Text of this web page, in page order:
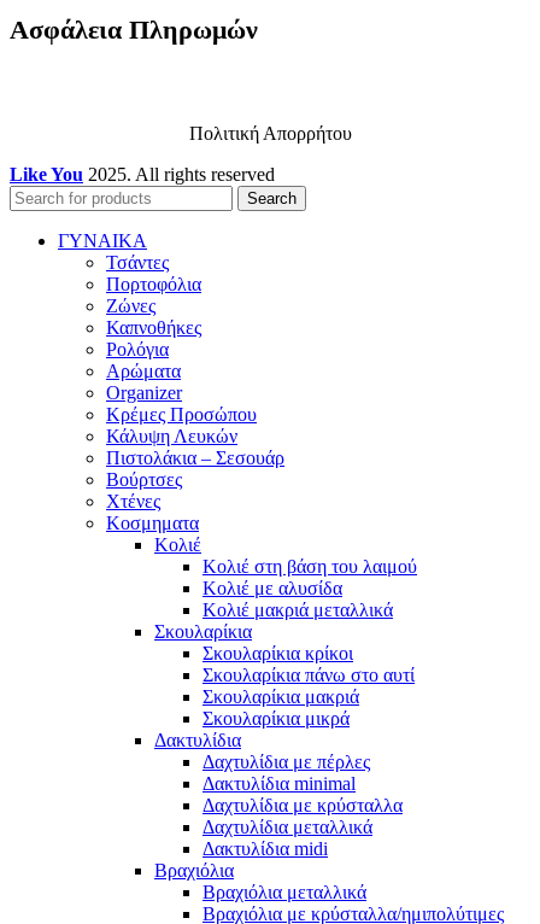
Ασφάλεια Πληρωμών
Πολιτική Απορρήτου
Like You 2025. All rights reserved
Search
ΓΥΝΑΙΚΑ
Τσάντες
Πορτοφόλια
Ζώνες
Καπνοθήκες
Ρολόγια
Αρώματα
Organizer
Κρέμες Προσώπου
Κάλυψη Λευκών
Πιστολάκια – Σεσουάρ
Βούρτσες
Χτένες
Κοσμηματα
Κολιέ
Κολιέ στη βάση του λαιμού
Κολιέ με αλυσίδα
Κολιέ μακριά μεταλλικά
Σκουλαρίκια
Σκουλαρίκια κρίκοι
Σκουλαρίκια πάνω στο αυτί
Σκουλαρίκια μακριά
Σκουλαρίκια μικρά
Δακτυλίδια
Δαχτυλίδια με πέρλες
Δακτυλίδια minimal
Δαχτυλίδια με κρύσταλλα
Δαχτυλίδια μεταλλικά
Δακτυλίδια midi
Βραχιόλια
Βραχιόλια μεταλλικά
Βραχιόλια με κρύσταλλα/ημιπολύτιμες